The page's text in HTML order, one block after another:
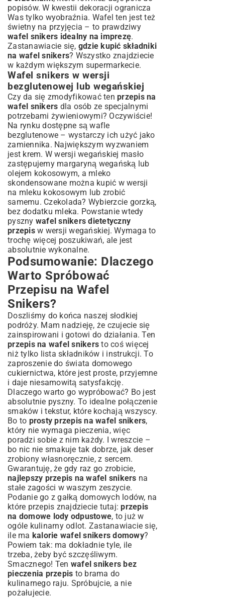
popisów. W kwestii dekoracji ogranicza
Was tylko wyobraźnia. Wafel ten jest też
świetny na przyjęcia – to prawdziwy
wafel snikers idealny na imprezę.
Zastanawiacie się, gdzie kupić składniki
na wafel snikers? Wszystko znajdziecie
w każdym większym supermarkecie.
Wafel snikers w wersji
bezglutenowej lub wegańskiej
Czy da się zmodyfikować ten przepis na
wafel snikers dla osób ze specjalnymi
potrzebami żywieniowymi? Oczywiście!
Na rynku dostępne są wafle
bezglutenowe – wystarczy ich użyć jako
zamiennika. Największym wyzwaniem
jest krem. W wersji wegańskiej masło
zastępujemy margaryną wegańską lub
olejem kokosowym, a mleko
skondensowane można kupić w wersji
na mleku kokosowym lub zrobić
samemu. Czekolada? Wybierzcie gorzką,
bez dodatku mleka. Powstanie wtedy
pyszny wafel snikers dietetyczny
przepisw wersji wegańskiej. Wymaga to
trochę więcej poszukiwań, ale jest
absolutnie wykonalne.
Podsumowanie: Dlaczego
Warto Spróbować
Przepisu na Wafel
Snikers?
Doszliśmy do końca naszej słodkiej
podróży. Mam nadzieję, że czujecie się
zainspirowani i gotowi do działania. Ten
przepis na wafel snikers to coś więcej
niż tylko lista składników i instrukcji. To
zaproszenie do świata domowego
cukiernictwa, które jest proste, przyjemne
i daje niesamowitą satysfakcję.
Dlaczego warto go wypróbować? Bo jest
absolutnie pyszny. To idealne połączenie
smaków i tekstur, które kochają wszyscy.
Bo to prosty przepis na wafel snikers,
który nie wymaga pieczenia, więc
poradzi sobie z nim każdy. I wreszcie –
bo nic nie smakuje tak dobrze, jak deser
zrobiony własnoręcznie, z sercem.
Gwarantuję, że gdy raz go zrobicie,
najlepszy przepis na wafel snikers na
stałe zagości w waszym zeszycie.
Podanie go z gałką domowych lodów, na
które przepis znajdziecie tutaj:przepis
na domowe lody odpustowe, to już w
ogóle kulinarny odlot. Zastanawiacie się,
ile ma kalorie wafel snikers domowy?
Powiem tak: ma dokładnie tyle, ile
trzeba, żeby być szczęśliwym.
Smacznego! Ten wafel snikers bez
pieczenia przepis to brama do
kulinarnego raju. Spróbujcie, a nie
pożałujecie.